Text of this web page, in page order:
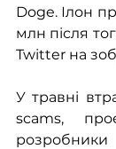
Doge. Ілон
млн після
Twitter на
У травні
scams,